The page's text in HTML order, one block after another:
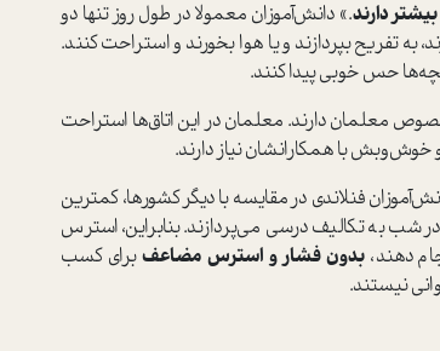
دارند.» دانش‌آموزان معمولا در طول روز تنها دو
تفریح بپردازند و یا هوا بخورند و استراحت کنند.
معلمان دارند. معلمان در این اتاق‌ها استراحت
با همکارانشان نیاز دارند.
فنلاندی در مقایسه با دیگر کشورها، کمترین
شب به تکالیف درسی می‌پردازند. بنابراین، استرس
دهند، بدون فشار و استرس مضاعفبرای کسب